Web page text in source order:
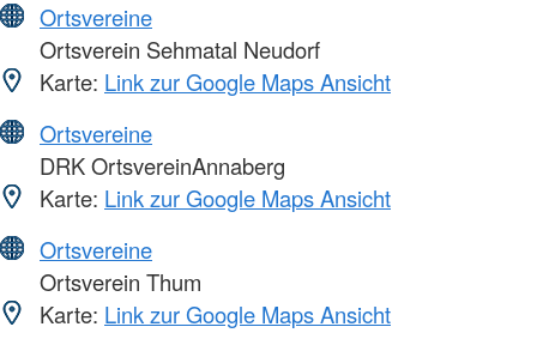
Ortsvereine
Ortsverein Sehmatal Neudorf
Karte: Link zur Google Maps Ansicht
Ortsvereine
DRK OrtsvereinAnnaberg
Karte: Link zur Google Maps Ansicht
Ortsvereine
Ortsverein Thum
Karte: Link zur Google Maps Ansicht